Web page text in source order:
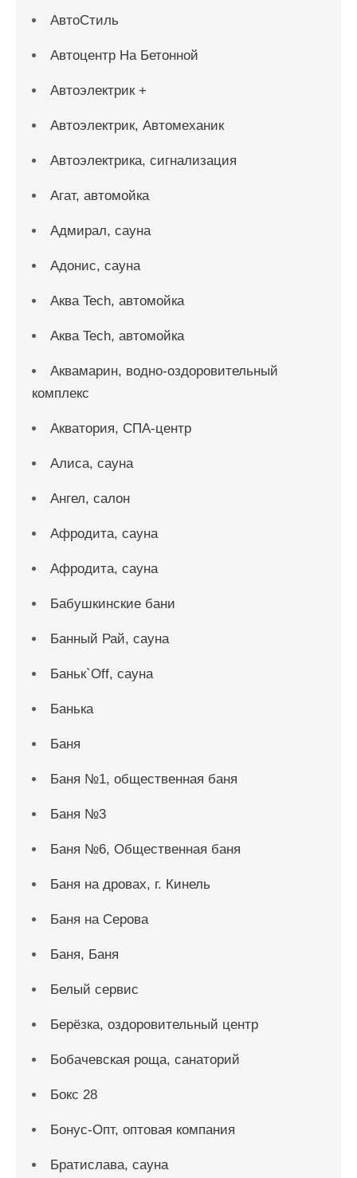
АвтоСтиль
Автоцентр На Бетонной
Автоэлектрик +
Автоэлектрик, Автомеханик
Автоэлектрика, сигнализация
Агат, автомойка
Адмирал, сауна
Адонис, сауна
Аква Tech, автомойка
Аква Tech, автомойка
Аквамарин, водно-оздоровительный
комплекс
Акватория, СПА-центр
Алиса, сауна
Ангел, салон
Афродита, сауна
Афродита, сауна
Бабушкинские бани
Банный Рай, сауна
Баньк`Off, сауна
Банька
Баня
Баня №1, общественная баня
Баня №3
Баня №6, Общественная баня
Баня на дровах, г. Кинель
Баня на Серова
Баня, Баня
Белый сервис
Берёзка, оздоровительный центр
Бобачевская роща, санаторий
Бокс 28
Бонус-Опт, оптовая компания
Братислава, сауна